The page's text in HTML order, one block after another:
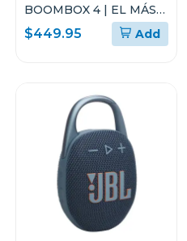
BOOMBOX 4 | EL MÁS
POTENTE DE JBL
$449.95 Add